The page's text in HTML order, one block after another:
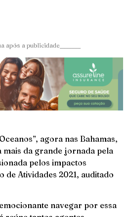
após a publicidade_______
agora nas Bahamas,
mais da grande jornada pela
pelos impactos
de Atividades 2021, auditado
navegar por essa